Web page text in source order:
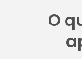
O